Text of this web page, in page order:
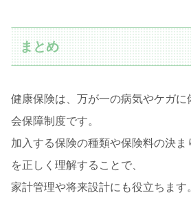
まとめ
健康保険は、万が一の病気やケガに
会保障制度です。
加入する保険の種類や保険料の決
を正しく理解することで、
家計管理や将来設計にも役立ちます